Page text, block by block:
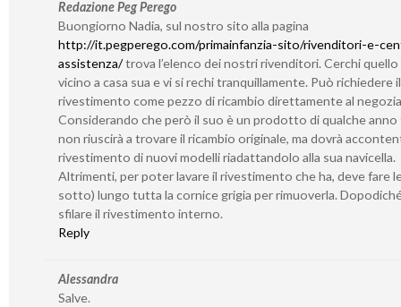
Redazione Peg Perego
Buongiorno Nadia, sul nostro sito alla pagina
http://it.pegperego.com/primainfanzia-sito/rivenditori-e-
assistenza/trova l’elenco dei nostri rivenditori. Cerchi quello
vicino a casa sua e vi si rechi tranquillamente. Può richiedere il
rivestimento come pezzo di ricambio direttamente al
Considerando che però il suo è un prodotto di qualche anno
non riuscirà a trovare il ricambio originale, ma dovrà
rivestimento di nuovi modelli riadattandolo alla sua navicella.
Altrimenti, per poter lavare il rivestimento che ha, deve fare
sotto) lungo tutta la cornice grigia per rimuoverla.
sfilare il rivestimento interno.
Reply
Alessandra
Salve.